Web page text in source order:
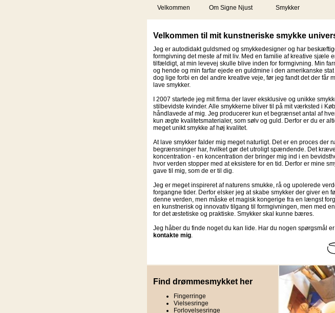
Velkommen Om Signe Njust Smykker
Velkommen til mit kunstneriske smykke
Jeg er autodidaktguldsmed og smykkedesigner og har
formgivning det meste af mit liv. Med en familie af kreative sjæle
tilfældigt, at min levevej skulle blive inden for formgivning. Min
og hende og min farfar ejede en guldmine i den amerikanske
dog lige forbi en del andre kreative veje, før jeg fandt det der får
lave smykker.
I 2007 startede jeg mit firma der laver eksklusive og unikke
stilbevidste kvinder. Alle smykkerne bliver til på mit værksted i
håndlavede af mig. Jeg producerer kun et begrænset antal af
kun ægte kvalitetsmaterialer, som sølv og guld. Derfor er du er
meget unikt smykke af høj kvalitet.
At lave smykker falder mig meget naturligt. Det er en proces der
begrænsninger har, hvilket gør det utroligt spændende. Det
koncentration - en koncentration der bringer mig ind i en
hvor verden stopper med at eksistere for en tid. Derfor er mine
gave til mig, som de er til dig.
Jeg er meget inspireret af naturens smukke, rå og upolerede
forgangne tider. Derfor elsker jeg at skabe smykker der giver en
denne verden, men måske et magisk kongerige fra en længst
en kunstnerisk og innovativ tilgang til formgivningen, men med
for det æstetiske og praktiske. Smykker skal kunne bæres.
Jeg håber du finde noget du kan lide. Har du nogen spørgsmål
kontakte mig.
Find drømmesmykket her
Fingerringe
Vielsesringe
Forlovelsesringe